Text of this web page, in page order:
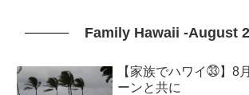
Family Hawaii -August
【家族でハワイ㉝】8
ーンと共に